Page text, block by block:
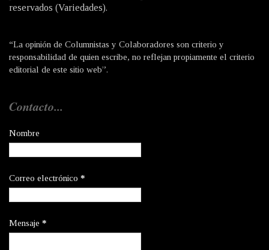
reservados (Variedades).
“La opinión de Columnistas y Colaboradores son criterio y
responsabilidad de quien escribe, no reflejan propiamente el criterio
editorial de este sitio web”.
Contacto...
Nombre
Correo electrónico *
Mensaje *